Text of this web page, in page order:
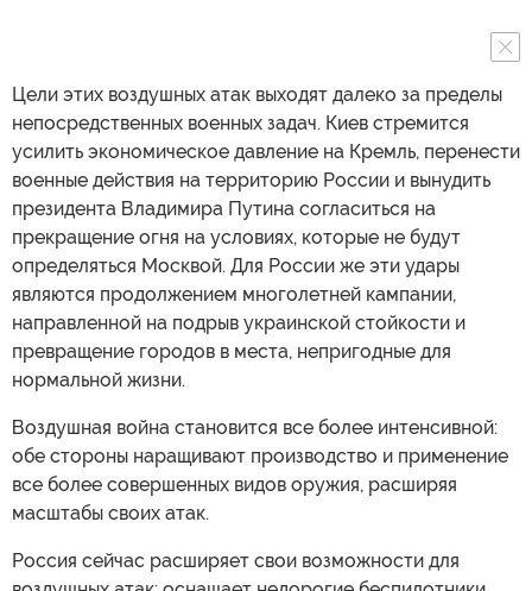
Цели этих воздушных атак выходят далеко за пределы
непосредственных военных задач. Киев стремится
усилить экономическое давление на Кремль, перенести
военные действия на территорию России и вынудить
президента Владимира Путина согласиться на
прекращение огня на условиях, которые не будут
определяться Москвой. Для России же эти удары
являются продолжением многолетней кампании,
направленной на подрыв украинской стойкости и
превращение городов в места, непригодные для
нормальной жизни.
Воздушная война становится все более интенсивной:
обе стороны наращивают производство и применение
все более совершенных видов оружия, расширяя
масштабы своих атак.
Россия сейчас расширяет свои возможности для